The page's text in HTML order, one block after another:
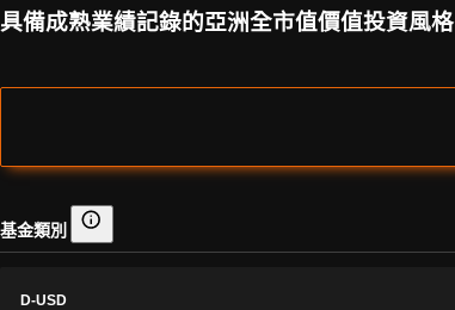
具備成熟業績記錄的亞洲全市值價值投資風格
基金類別 基金類別
D-USD